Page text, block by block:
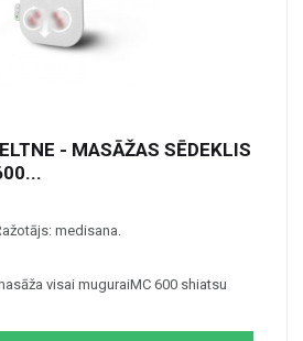
- MASĀŽAS SĒDEKLIS
medisana.
visai muguraiMC 600 shiatsu